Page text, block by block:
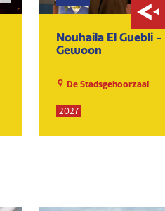
Nouhaila El Guebli -
Gewoon
De Stadsgehoorzaal
2027